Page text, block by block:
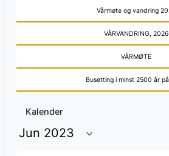
Vårmøte og vandring
VÅRVANDRING, 2026
VÅRMØTE
Busetting i minst 2500 år
Kalender